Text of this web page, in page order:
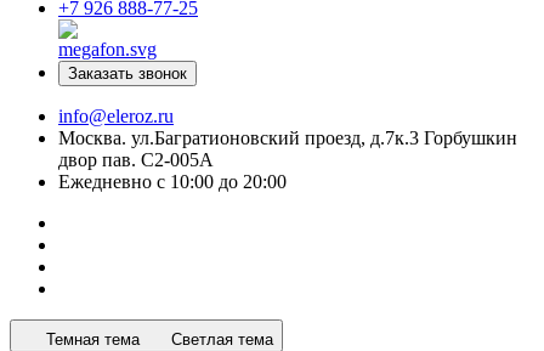
+7 926 888-77-25
Заказать звонок
info@eleroz.ru
Москва. ул.Багратионовский проезд, д.7к.3 Горбушкин
двор пав. C2-005A
Ежедневно с 10:00 до 20:00
Темная тема Светлая тема